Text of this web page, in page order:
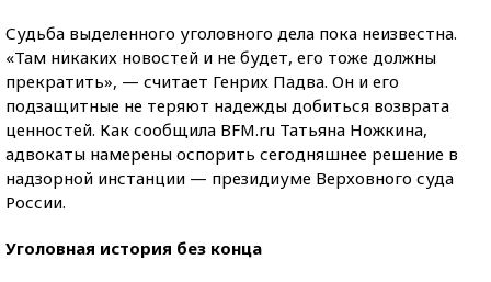
Судьба выделенного уголовного дела пока неизвестна.
«Там никаких новостей и не будет, его тоже должны
прекратить», — считает Генрих Падва. Он и его
подзащитные не теряют надежды добиться возврата
ценностей. Как сообщила BFM.ru Татьяна Ножкина,
адвокаты намерены оспорить сегодняшнее решение в
надзорной инстанции — президиуме Верховного суда
России.
Уголовная история без конца